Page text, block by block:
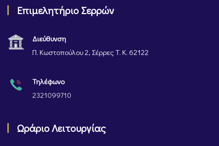
Επιμελητήριο Σερρών
Διεύθυνση
Π. Κωστοπούλου 2, Σέρρες Τ. Κ. 62122
Τηλέφωνο
2321099710
Ωράριο Λειτουργίας